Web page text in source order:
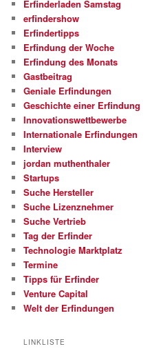
Erfinderladen Samstag
erfindershow
Erfindertipps
Erfindung der Woche
Erfindung des Monats
Gastbeitrag
Geniale Erfindungen
Geschichte einer Erfindung
Innovationswettbewerbe
Internationale Erfindungen
Interview
jordan muthenthaler
Startups
Suche Hersteller
Suche Lizenznehmer
Suche Vertrieb
Tag der Erfinder
Technologie Marktplatz
Termine
Tipps für Erfinder
Venture Capital
Welt der Erfindungen
LINKLISTE